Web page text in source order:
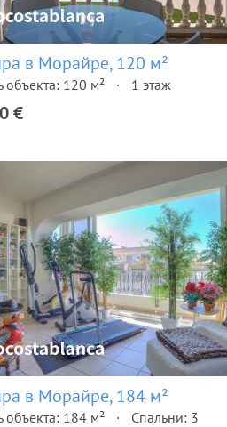
в Морайре, 120 м²
120 м² 1 этаж
€
в Морайре, 184 м²
184 м² Спальни: 3